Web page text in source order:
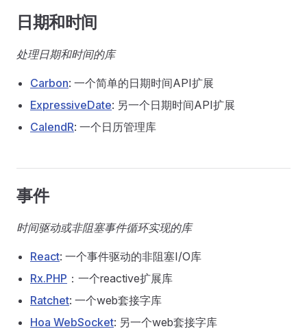
日期和时间
处理日期和时间的库
Carbon: 一个简单的日期时间API扩展
ExpressiveDate: 另一个日期时间API扩展
CalendR: 一个日历管理库
事件
时间驱动或非阻塞事件循环实现的库
React: 一个事件驱动的非阻塞I/O库
Rx.PHP ：一个reactive扩展库
Ratchet: 一个web套接字库
Hoa WebSocket: 另一个web套接字库